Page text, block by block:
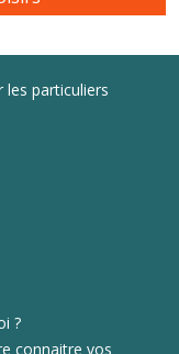
particuliers
?
connaitre vos